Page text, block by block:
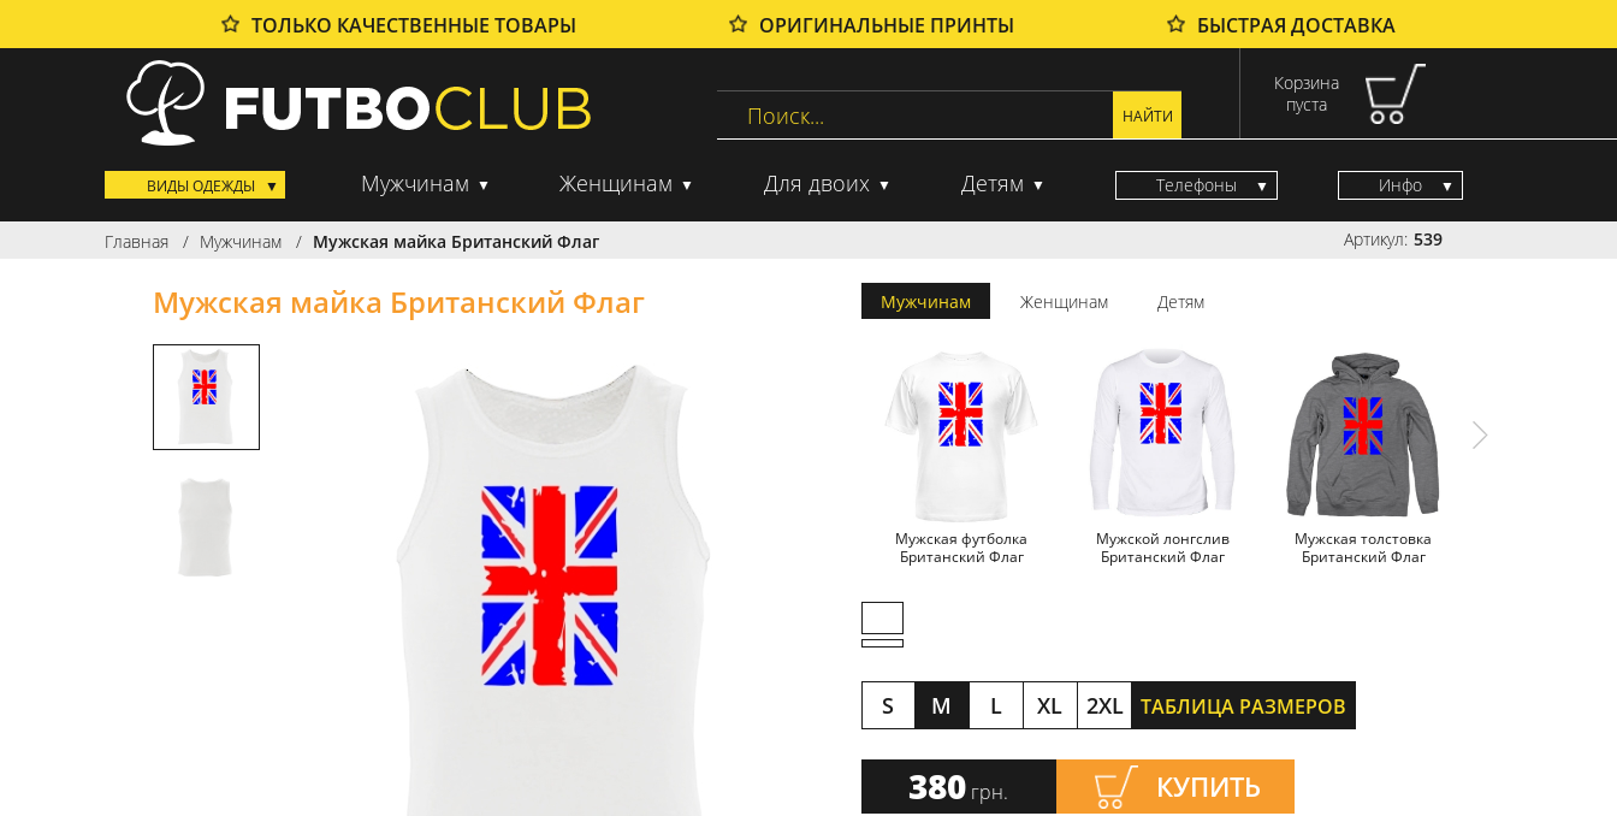
ТОЛЬКО КАЧЕСТВЕННЫЕ ТОВАРЫ ОРИГИНАЛЬНЫЕ ПРИНТЫ БЫСТРАЯ ДОСТАВКА
Корзина
пуста
ВИДЫ ОДЕЖДЫ Мужчинам Женщинам Для двоих Детям Телефоны Инфо
Главная Мужчинам Мужская майка Британский Флаг Артикул: 539
Мужская майка Британский Флаг Мужчинам Женщинам Детям
Мужская футболка
Британский Флаг
Мужской лонгслив
Британский Флаг
Мужская толстовка
Британский Флаг
S M L XL 2XL ТАБЛИЦА РАЗМЕРОВ
380 грн. КУПИТЬ